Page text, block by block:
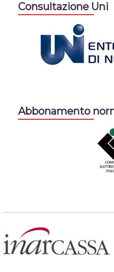
Consultazione Uni
Abbonamento